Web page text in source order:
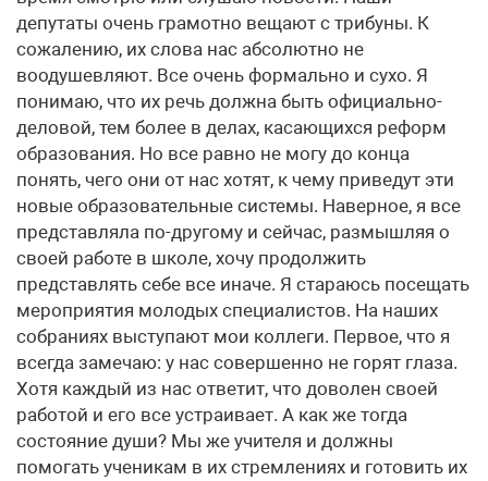
депутаты очень грамотно вещают с трибуны. К
сожалению, их слова нас абсолютно не
воодушевляют. Все очень формально и сухо. Я
понимаю, что их речь должна быть официально-
деловой, тем более в делах, касающихся реформ
образования. Но все равно не могу до конца
понять, чего они от нас хотят, к чему приведут эти
новые образовательные системы. Наверное, я все
представляла по-другому и сейчас, размышляя о
своей работе в школе, хочу продолжить
представлять себе все иначе. Я стараюсь посещать
мероприятия молодых специалистов. На наших
собраниях выступают мои коллеги. Первое, что я
всегда замечаю: у нас совершенно не горят глаза.
Хотя каждый из нас ответит, что доволен своей
работой и его все устраивает. А как же тогда
состояние души? Мы же учителя и должны
помогать ученикам в их стремлениях и готовить их